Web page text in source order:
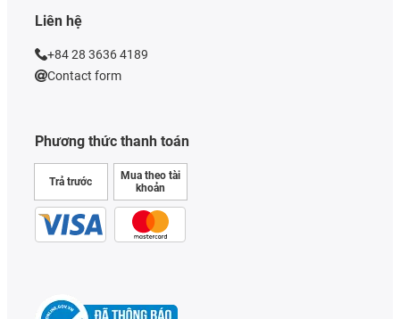
Phương thức thanh toán
Trả trước
Mua theo tài
khoản
Liên hệ
+84 28 3636 4189
Contact form